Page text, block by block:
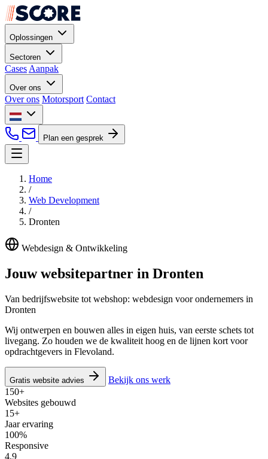
Oplossingen
Sectoren
Cases Aanpak
Over ons
Over ons Motorsport Contact
Plan een gesprek
Home
/
Web Development
/
Dronten
Webdesign & Ontwikkeling
Jouw websitepartner in Dronten
Van bedrijfswebsite tot webshop: webdesign voor ondernemers in
Dronten
Wij ontwerpen en bouwen alles in eigen huis, van eerste schets tot
livegang. Zo houden we de kwaliteit hoog en de lijnen kort voor
opdrachtgevers in Flevoland.
Gratis website advies
Bekijk ons werk
150+
Websites gebouwd
15+
Jaar ervaring
100%
Responsive
4.9